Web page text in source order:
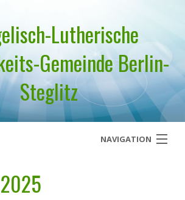
Lutherische
Gemeinde Berlin-
Steglitz
NAVIGATION